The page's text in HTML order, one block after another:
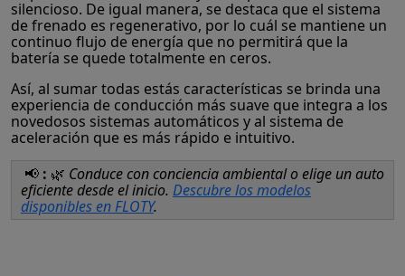
silencioso. De igual manera, se destaca que el sistema
de frenado es regenerativo, por lo cuál se mantiene un
continuo flujo de energía que no permitirá que la
batería se quede totalmente en ceros.
Así, al sumar todas estás características se brinda una
experiencia de conducción más suave que integra a los
novedosos sistemas automáticos y al sistema de
aceleración que es más rápido e intuitivo.
📢 : 🌿 Conduce con conciencia ambiental o elige un auto
eficiente desde el inicio. Descubre los modelos
disponibles en FLOTY.